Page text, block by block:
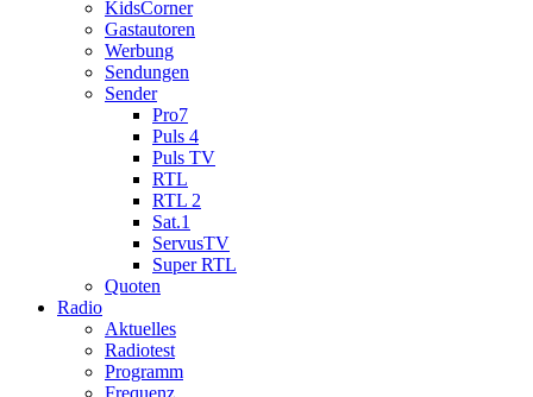
KidsCorner
Gastautoren
Werbung
Sendungen
Sender
Pro7
Puls 4
Puls TV
RTL
RTL 2
Sat.1
ServusTV
Super RTL
Quoten
Radio
Aktuelles
Radiotest
Programm
Frequenz